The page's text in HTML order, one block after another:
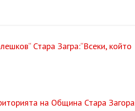
Стара Загра:“Всеки, който
на Община Стара Загора